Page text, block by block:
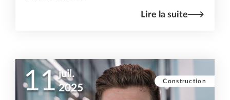
Lire la suite
11 juil.
2025
Construction